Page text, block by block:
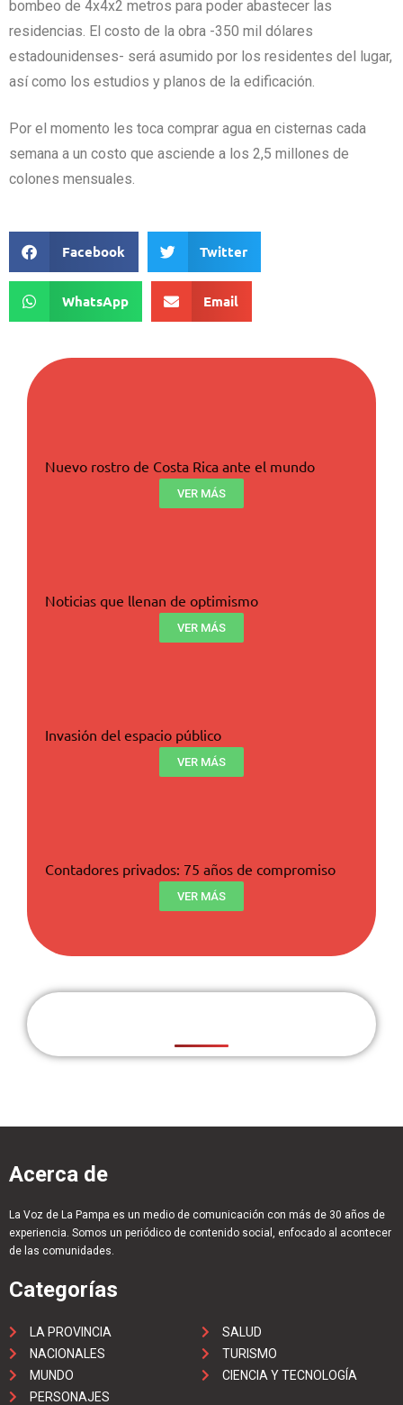
bombeo de 4x4x2 metros para poder abastecer las
residencias. El costo de la obra -350 mil dólares
estadounidenses- será asumido por los residentes del lugar,
así como los estudios y planos de la edificación.
Por el momento les toca comprar agua en cisternas cada
semana a un costo que asciende a los 2,5 millones de
colones mensuales.
Facebook Twitter
WhatsApp Email
Nuevo rostro de Costa Rica ante el mundo
VER MÁS
Noticias que llenan de optimismo
VER MÁS
Invasión del espacio público
VER MÁS
Contadores privados: 75 años de compromiso
VER MÁS
Acerca de
La Voz de La Pampa es un medio de comunicación con más de 30 años de
experiencia. Somos un periódico de contenido social, enfocado al acontecer
de las comunidades.
Categorías
LA PROVINCIA
NACIONALES
MUNDO
PERSONAJES
SALUD
TURISMO
CIENCIA Y TECNOLOGÍA